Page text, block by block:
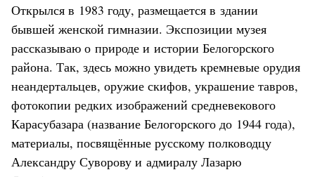
Открылся в 1983 году, размещается в здании
бывшей женской гимназии. Экспозиции музея
рассказываю о природе и истории Белогорского
района. Так, здесь можно увидеть кремневые орудия
неандертальцев, оружие скифов, украшение тавров,
фотокопии редких изображений средневекового
Карасубазара (название Белогорского до 1944 года),
материалы, посвящённые русскому полководцу
Александру Суворову и адмиралу Лазарю